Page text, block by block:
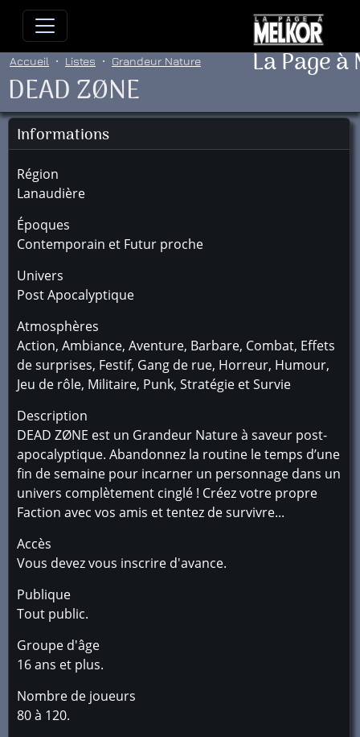
Allez directement au contenu
La Page
Accueil Listes Grandeur Nature
DEAD ZØNE
Informations
Région
Lanaudière
Époques
Contemporain et Futur proche
Univers
Post Apocalyptique
Atmosphères
Action, Ambiance, Aventure, Barbare, Combat, Effets
de surprises, Festif, Gang de rue, Horreur, Humour,
Jeu de rôle, Militaire, Punk, Stratégie et Survie
Description
DEAD ZØNE est un Grandeur Nature à saveur post-
apocalyptique. Abandonnez la routine le temps d’une
fin de semaine pour incarner un personnage dans un
univers complètement cinglé ! Créez votre propre
Faction avec vos amis et tentez de survivre...
Accès
Vous devez vous inscrire d'avance.
Publique
Tout public.
Groupe d'âge
16 ans et plus.
Nombre de joueurs
80 à 120.